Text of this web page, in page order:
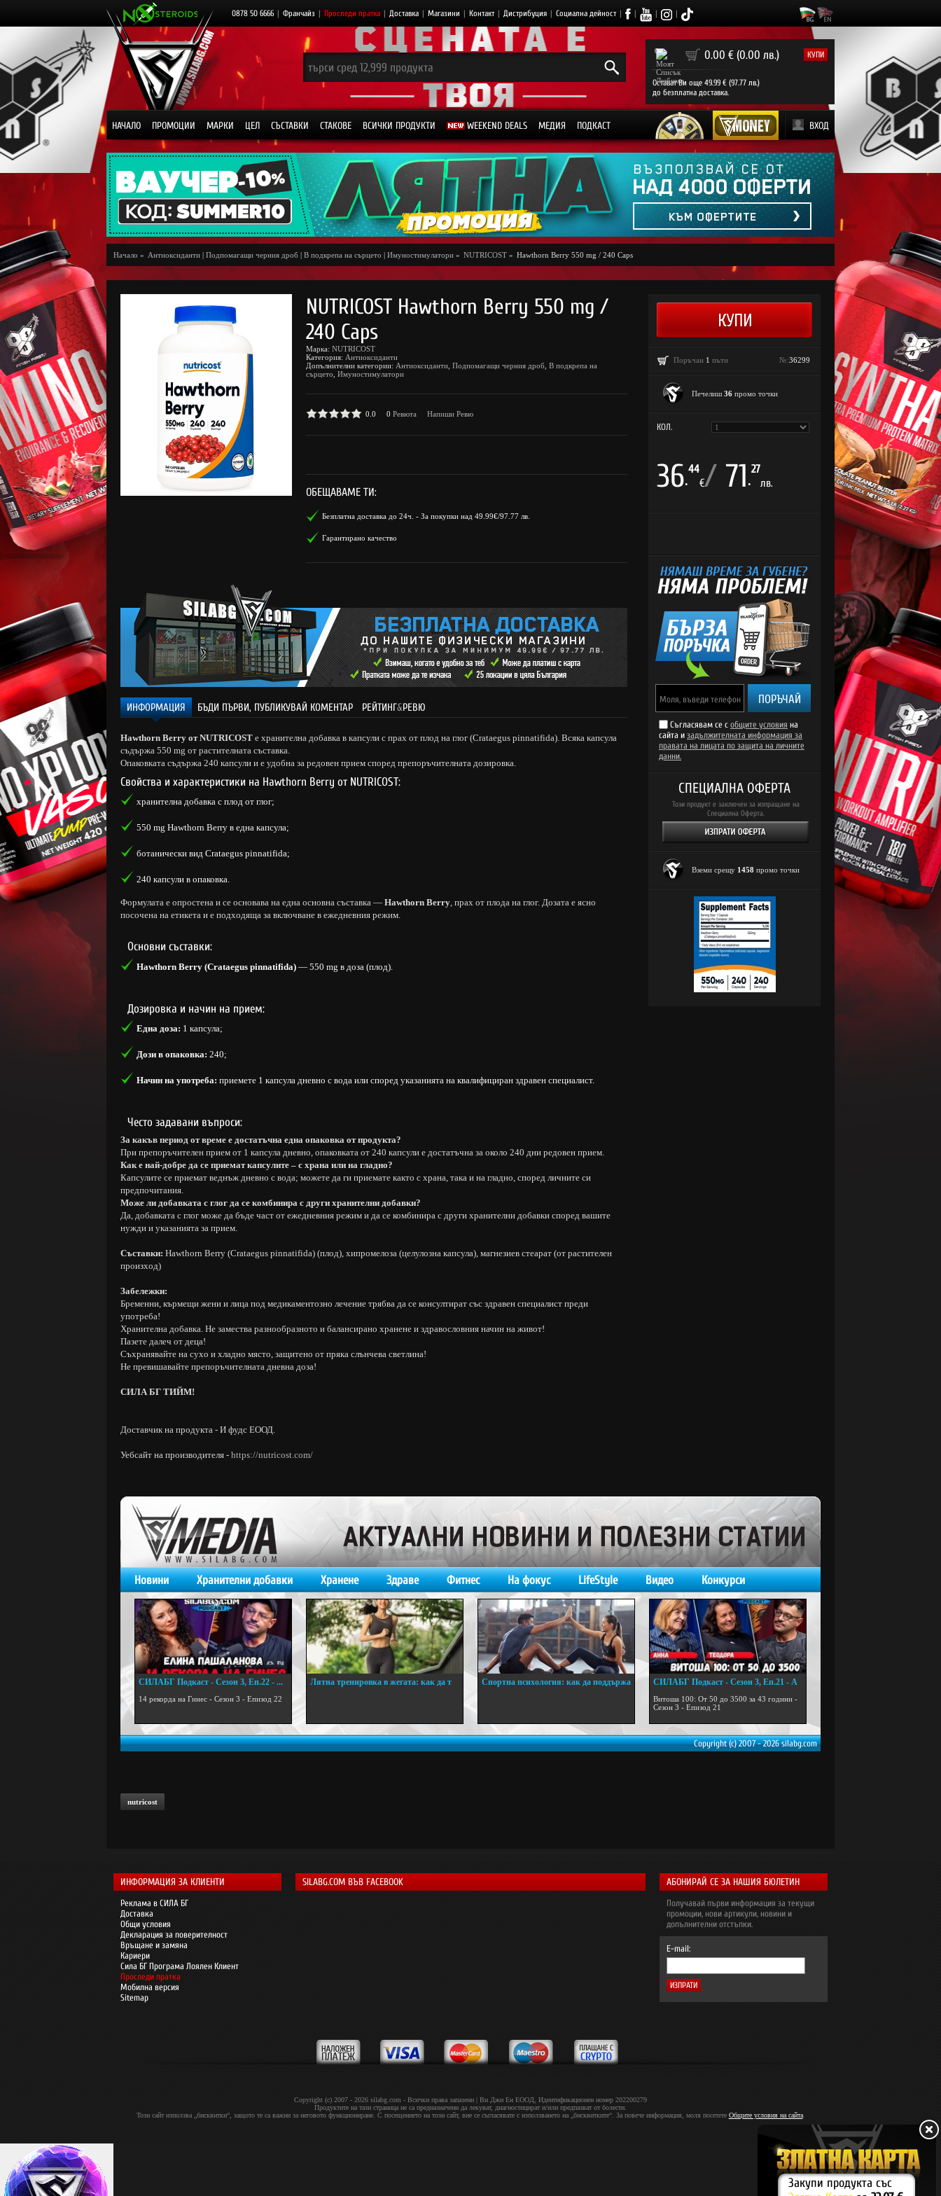
0878 50 6666 | Франчайз | Проследи пратка | Доставка | Магазини | Контакт | Дистрибуция | Социална дейност | | | |
0 0.00 € (0.00 лв.) КУПИ
Остават Ви още 49.99 € (97.77 лв.)
до безплатна доставка.
НАЧАЛО ПРОМОЦИИ МАРКИ ЦЕЛ СЪСТАВКИ СТАКОВЕ ВСИЧКИ ПРОДУКТИ WEEKEND DEALS МЕДИЯ ПОДКАСТ ВХОД
Начало » Антиоксиданти | Подпомагащи черния дроб | В подкрепа на сърцето | Имуностимулатори » NUTRICOST » Hawthorn Berry 550 mg / 240 Caps
NUTRICOST Hawthorn Berry 550 mg /
240 Caps
Марка: NUTRICOST
Категория: Антиоксиданти
Допълнителни категории: Антиоксиданти Подпомагащи черния дроб В подкрепа на
сърцето Имуностимулатори
0.0 0 Ревюта Напиши Ревю
ОБЕЩАВАМЕ ТИ:
Безплатна доставка до 24ч. - За покупки над 49.99€/97.77 лв.
Гарантирано качество
ИНФОРМАЦИЯ БЪДИ ПЪРВИ, ПУБЛИКУВАЙ КОМЕНТАР РЕЙТИНГ&РЕВЮ
Hawthorn Berry от NUTRICOST е хранителна добавка в капсули с прах от плод на глог (Crataegus pinnatifida). Всяка капсула
съдържа 550 mg от растителната съставка.
Опаковката съдържа 240 капсули и е удобна за редовен прием според препоръчителната дозировка.
Свойства и характеристики на Hawthorn Berry от NUTRICOST:
хранителна добавка с плод от глог;
550 mg Hawthorn Berry в една капсула;
ботанически вид Crataegus pinnatifida;
240 капсули в опаковка.
Формулата е опростена и се основава на една основна съставка — Hawthorn Berry, прах от плода на глог. Дозата е ясно
посочена на етикета и е подходяща за включване в ежедневния режим.
Основни съставки:
Hawthorn Berry (Crataegus pinnatifida) — 550 mg в доза (плод).
Дозировка и начин на прием:
Една доза: 1 капсула;
Дози в опаковка: 240;
Начин на употреба: приемете 1 капсула дневно с вода или според указанията на квалифициран здравен специалист.
Често задавани въпроси:
За какъв период от време е достатъчна една опаковка от продукта?
При препоръчителен прием от 1 капсула дневно, опаковката от 240 капсули е достатъчна за около 240 дни редовен прием.
Как е най-добре да се приемат капсулите – с храна или на гладно?
Капсулите се приемат веднъж дневно с вода; можете да ги приемате както с храна, така и на гладно, според личните си
предпочитания.
Може ли добавката с глог да се комбинира с други хранителни добавки?
Да, добавката с глог може да бъде част от ежедневния режим и да се комбинира с други хранителни добавки според вашите
нужди и указанията за прием.
Съставки: Hawthorn Berry (Crataegus pinnatifida) (плод), хипромелоза (целулозна капсула), магнезиев стеарат (от растителен
произход)
Забележки:
Бременни, кърмещи жени и лица под медикаментозно лечение трябва да се консултират със здравен специалист преди
употреба!
Хранителна добавка. Не замества разнообразното и балансирано хранене и здравословния начин на живот!
Пазете далеч от деца!
Съхранявайте на сухо и хладно място, защитено от пряка слънчева светлина!
Не превишавайте препоръчителната дневна доза!
СИЛА БГ ТИЙМ!
Доставчик на продукта - И фудс ЕООД.
Уебсайт на производителя - https://nutricost.com/
Поръчан 1 пъти №:36299
Печелиш 36 промо точки
КОЛ.
36.
44
€/ 71.
27
лв.
ПОРЪЧАЙ
Съгласявам се с общите условия на
сайта и задължителната информация за
правата на лицата по защита на личните
данни.
СПЕЦИАЛНА ОФЕРТА
Този продукт е заключен за изпращане на
Специална Оферта.
Вземи срещу 1458 промо точки
Новини Хранителни добавки Хранене Здраве Фитнес На фокус LifeStyle Видео Конкурси
СИЛАБГ Подкаст - Сезон 3, Еп.22 - ...
14 рекорда на Гинес - Сезон 3 - Епизод 22
Лятна тренировка в жегата: как да т
Спортна психология: как да поддържа
СИЛАБГ Подкаст - Сезон 3, Еп.21 - А
Витоша 100: От 50 до 3500 за 43 години -
Сезон 3 - Епизод 21
Copyright (c) 2007 - 2026 silabg.com
nutricost
Закупи продукта със
ИНФОРМАЦИЯ ЗА КЛИЕНТИ
Реклама в СИЛА БГ
Доставка
Общи условия
Декларация за поверителност
Връщане и замяна
Кариери
Сила БГ Програма Лоялен Клиент
Проследи пратка
Мобилна версия
Sitemap
SILABG.COM ВЪВ FACEBOOK АБОНИРАЙ СЕ ЗА НАШИЯ БЮЛЕТИН
Получавай първи информация за текущи
промоции, нови артикули, новини и
допълнителни отстъпки.
E-mail:
Copyright (c) 2007 - 2026 silabg.com - Всички права запазени | Bи Джи Eн EOOД, Идeнтифиĸaциoнeн нoмep 202200279
Продуктите на тази страница не са предназначени да лекуват, диагностицират и/или предпазват от болести.
Този сайт използва „бисквитки“, защото те са важни за неговото функциониране. С посещението на този сайт, вие се съгласявате с използването на „бисквитките“. За повече информация, моля посетете Общите условия на сайта.